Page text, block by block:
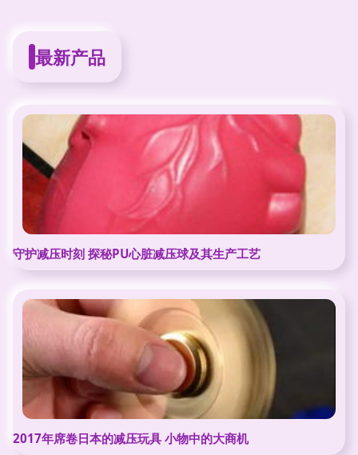
最新产品
守护减压时刻 探秘PU心脏减压球及其生产工艺
2017年席卷日本的减压玩具 小物中的大商机